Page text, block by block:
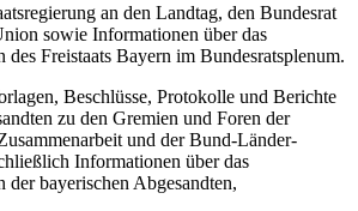
an den Landtag, den Bundesrat
sowie Informationen über das
des Freistaats Bayern im Bundesratsplenum.
Beschlüsse, Protokolle und Berichte
zu den Gremien und Foren der
und der Bund-Länder-
Informationen über das
der bayerischen Abgesandten,